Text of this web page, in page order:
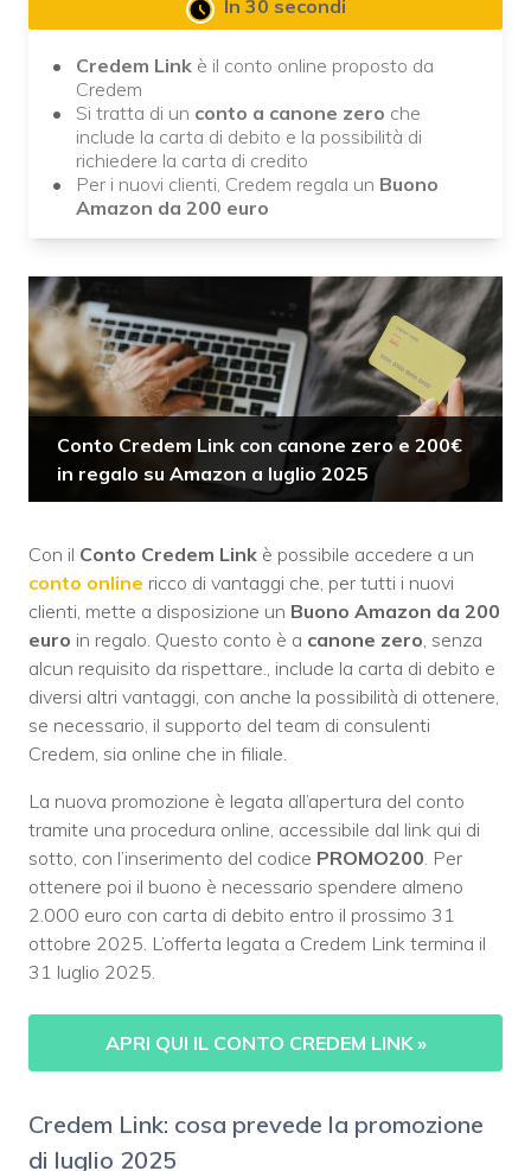
In 30 secondi
Credem Link è il conto online proposto da
Credem
Si tratta di un conto a canone zero che
include la carta di debito e la possibilità di
richiedere la carta di credito
Per i nuovi clienti, Credem regala un Buono
Amazon da 200 euro
Conto Credem Link con canone zero e 200€
in regalo su Amazon a luglio 2025
Con il Conto Credem Link è possibile accedere a un
conto online ricco di vantaggi che, per tutti i nuovi
clienti, mette a disposizione un Buono Amazon da 200
euro in regalo. Questo conto è a canone zero, senza
alcun requisito da rispettare., include la carta di debito e
diversi altri vantaggi, con anche la possibilità di ottenere,
se necessario, il supporto del team di consulenti
Credem, sia online che in filiale.
La nuova promozione è legata all’apertura del conto
tramite una procedura online, accessibile dal link qui di
sotto, con l’inserimento del codice PROMO200. Per
ottenere poi il buono è necessario spendere almeno
2.000 euro con carta di debito entro il prossimo 31
ottobre 2025. L’offerta legata a Credem Link termina il
31 luglio 2025.
APRI QUI IL CONTO CREDEM LINK»
Credem Link: cosa prevede la promozione
di luglio 2025